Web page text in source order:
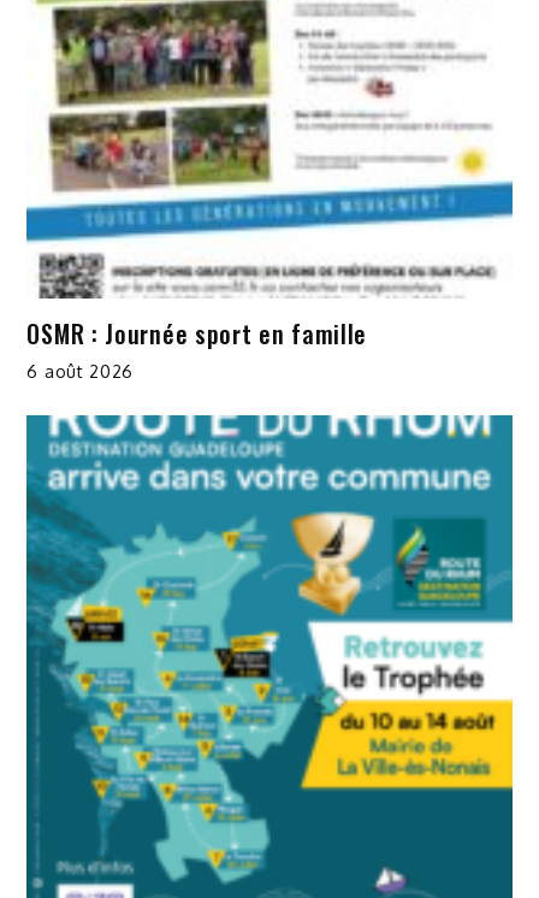
OSMR : Journée sport en famille
6 août 2026